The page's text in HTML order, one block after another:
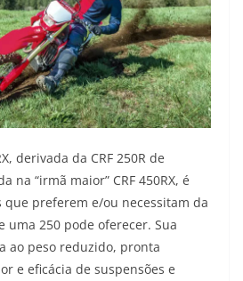
derivada da CRF 250R de
na “irmã maior” CRF 450RX, é
preferem e/ou necessitam da
uma 250 pode oferecer. Sua
ao peso reduzido, pronta
e eficácia de suspensões e